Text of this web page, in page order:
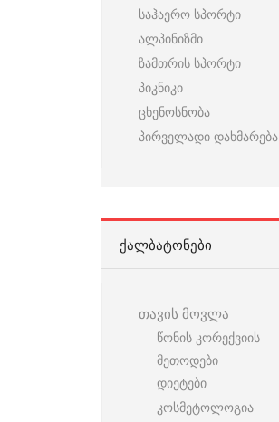
საჰაერო სპორტი
ალპინიზმი
ზამთრის სპორტი
პიკნიკი
ცხენოსნობა
პირველადი დახმარება
ᲥᲐᲚᲑᲐᲢᲝᲜᲔᲑᲘ
თავის მოვლა
წონის კორექვიის
მეთოდები
დიეტები
კოსმეტოლოგია